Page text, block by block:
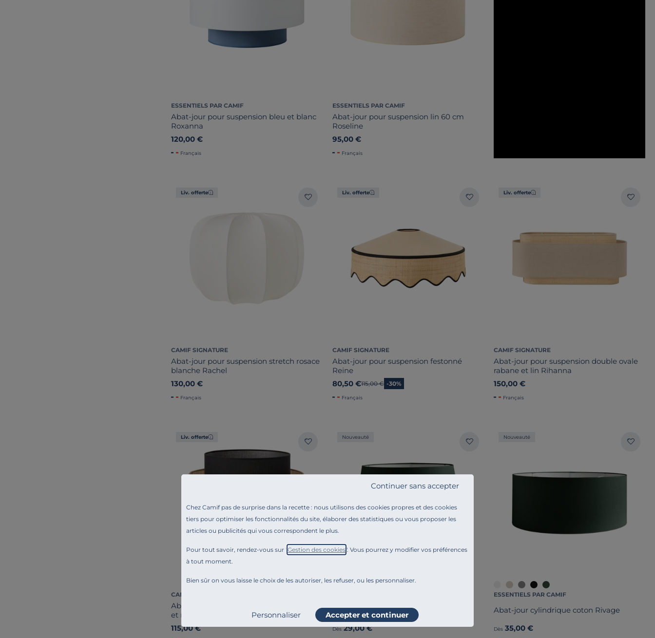
Chez Camif pas de surprise dans la recette : nous utilisons des cookies propres et des cookies
tiers pour optimiser les fonctionnalités du site, élaborer des statistiques ou vous proposer les
articles ou publicités qui vous correspondent le plus.
Pour tout savoir, rendez-vous sur " Gestion des cookies". Vous pourrez y modifier vos préférences
à tout moment.
Bien sûr on vous laisse le choix de les autoriser, les refuser, ou les personnaliser.
Continuer sans accepter
Personnaliser Accepter et continuer
ESSENTIELS PAR CAMIF
Abat-jour pour suspension bleu et blanc
Roxanna
120,00 €
Français
ESSENTIELS PAR CAMIF
Abat-jour pour suspension lin 60 cm
Roseline
95,00 €
Français
Liv. offerte
CAMIF SIGNATURE
Abat-jour pour suspension stretch rosace
blanche Rachel
130,00 €
Français
Liv. offerte
CAMIF SIGNATURE
Abat-jour pour suspension festonné
Reine
80,50 €Ancien prix
115,00 € -30%
Français
Liv. offerte
CAMIF SIGNATURE
Abat-jour pour suspension double ovale
rabane et lin Rihanna
150,00 €
Français
Liv. offerte
CAMIF SIGNATURE
Abat-jour pour suspension naturelle jute
et noir 40 cm Roxanne
115,00 €
Nouveauté
Abat-jour conique coton Rivage
Dès 29,00 €
Nouveauté
ESSENTIELS PAR CAMIF
Abat-jour cylindrique coton Rivage
Dès 35,00 €